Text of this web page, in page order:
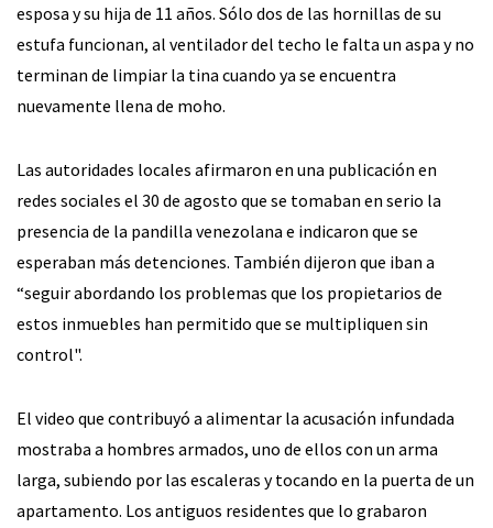
esposa y su hija de 11 años. Sólo dos de las hornillas de su
estufa funcionan, al ventilador del techo le falta un aspa y no
terminan de limpiar la tina cuando ya se encuentra
nuevamente llena de moho.
Las autoridades locales afirmaron en una publicación en
redes sociales el 30 de agosto que se tomaban en serio la
presencia de la pandilla venezolana e indicaron que se
esperaban más detenciones. También dijeron que iban a
“seguir abordando los problemas que los propietarios de
estos inmuebles han permitido que se multipliquen sin
control".
El video que contribuyó a alimentar la acusación infundada
mostraba a hombres armados, uno de ellos con un arma
larga, subiendo por las escaleras y tocando en la puerta de un
apartamento. Los antiguos residentes que lo grabaron